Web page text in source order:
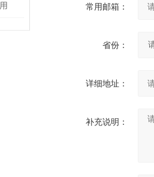
常用邮箱：
省份：
详细地址：
补充说明：